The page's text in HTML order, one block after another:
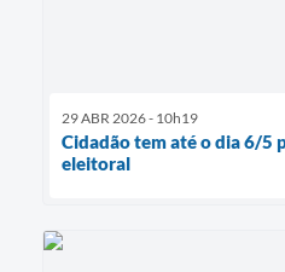
29 ABR 2026 - 10h19
Cidadão tem até o dia 6/5
eleitoral